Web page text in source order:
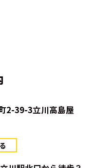
2-39-3立川高島屋